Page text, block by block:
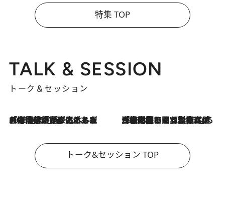
特集 TOP
TALK & SESSION
トーク＆セッション
2026.8.3
「今後値上げがあるとすれば…」「リスクがあるのは今年の冬」エネルギー専門家が語る、ホルムズ海峡封鎖が家庭にもたらす“ある心配” 2026.8.3
「住宅建てられない…」「サーチャージ料の高値が続いている」ホルムズ海峡封鎖による影響はいつまで続く？《エネルギー専門家に聞く“どうなる日本の暮らし”》
トーク&セッション TOP